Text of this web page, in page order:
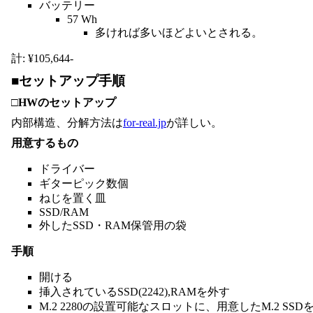
バッテリー
57 Wh
多ければ多いほどよいとされる。
計: ¥105,644-
セットアップ手順
HWのセットアップ
内部構造、分解方法はfor-real.jpが詳しい。
用意するもの
ドライバー
ギターピック数個
ねじを置く皿
SSD/RAM
外したSSD・RAM保管用の袋
手順
開ける
挿入されているSSD(2242),RAMを外す
M.2 2280の設置可能なスロットに、用意したM.2 SSD